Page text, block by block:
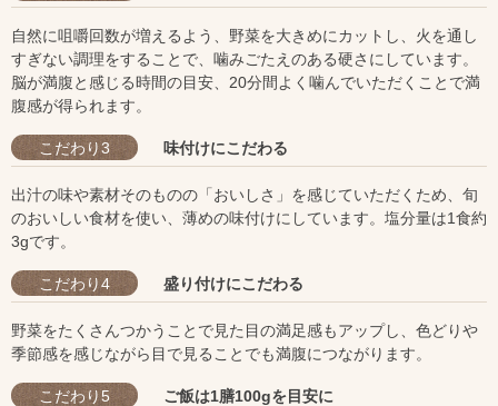
自然に咀嚼回数が増えるよう、野菜を大きめにカットし、火を通し
すぎない調理をすることで、噛みごたえのある硬さにしています。
脳が満腹と感じる時間の目安、20分間よく噛んでいただくことで満
腹感が得られます。
こだわり3 味付けにこだわる
出汁の味や素材そのものの「おいしさ」を感じていただくため、旬
のおいしい食材を使い、薄めの味付けにしています。塩分量は1食約
3gです。
こだわり4 盛り付けにこだわる
野菜をたくさんつかうことで見た目の満足感もアップし、色どりや
季節感を感じながら目で見ることでも満腹につながります。
こだわり5 ご飯は1膳100gを目安に